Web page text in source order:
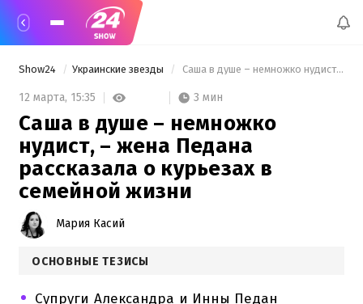
Show24 Украинские звезды Саша в душе – немножко нудист, – жена Педана рассказала о курьезах в семейной жизни
12 марта, 15:35 3 мин
Саша в душе – немножко
нудист, – жена Педана
рассказала о курьезах в
семейной жизни
Мария Касий
ОСНОВНЫЕ ТЕЗИСЫ
Супруги Александра и Инны Педан